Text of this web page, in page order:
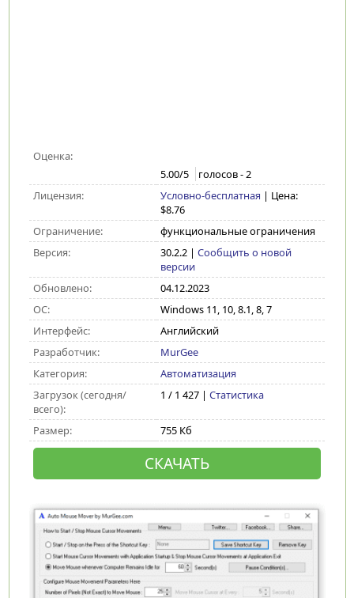
Оценка:
5.00/5 голосов -2
Лицензия:
Условно-бесплатная | Цена:
$8.76
Ограничение:
функциональные ограничения
Версия:
30.2.2| Сообщить о новой
версии
Обновлено:
04.12.2023
ОС:
Windows 11, 10, 8.1, 8, 7
Интерфейс:
Английский
Разработчик:
MurGee
Категория:
Автоматизация
Загрузок (сегодня/
всего):
1 / 1 427 | Статистика
Размер: 755 Кб
СКАЧАТЬ